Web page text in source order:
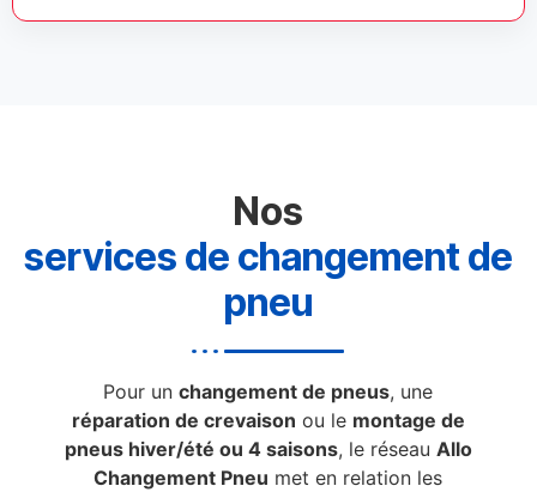
Nos
services de changement de
pneu
Pour unchangement de pneus, une
réparation de crevaison ou le montage de
pneus hiver/été ou 4 saisons, le réseau Allo
Changement Pneu met en relation les